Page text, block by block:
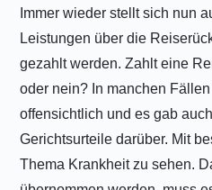
Immer wieder stellt sich nun
Leistungen über die
gezahlt werden. Zahlt eine
oder nein? In manchen
offensichtlich und es gab
Gerichtsurteile darüber. Mit
Thema Krankheit zu sehen.